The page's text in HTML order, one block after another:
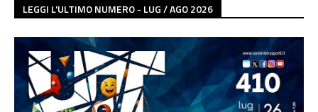
LEGGI L'ULTIMO NUMERO - LUG / AGO 2026